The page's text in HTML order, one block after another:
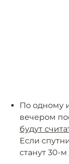
По одному
вечером
будут
Если
станут 30-